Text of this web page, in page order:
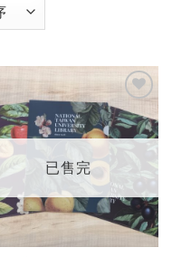
加入
「願
望輕
已售完